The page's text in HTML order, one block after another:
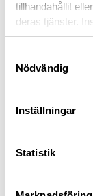
tillhandahållit
deras tjänster.
personuppgifter
Nödvändig
Inställningar
Statistik
TILLBEHÖR